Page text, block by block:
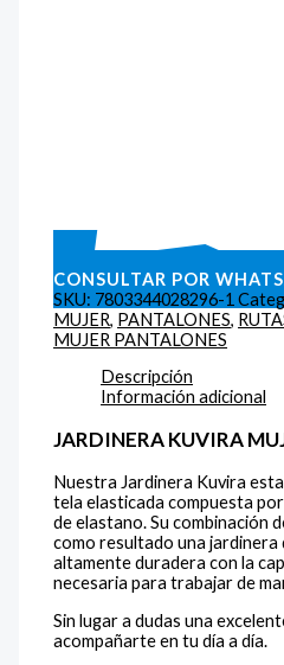
CONSULTAR POR
SKU: 7803344028296-1
MUJER, PANTALONES,
MUJER PANTALONES
Descripción
Información adicional
JARDINERA KUVIRA
Nuestra Jardinera Kuvira
tela elasticada compuesta
de elastano. Su combinación
como resultado una jardinera
altamente duradera con la
necesaria para trabajar de
Sin lugar a dudas una
acompañarte en tu día a día.